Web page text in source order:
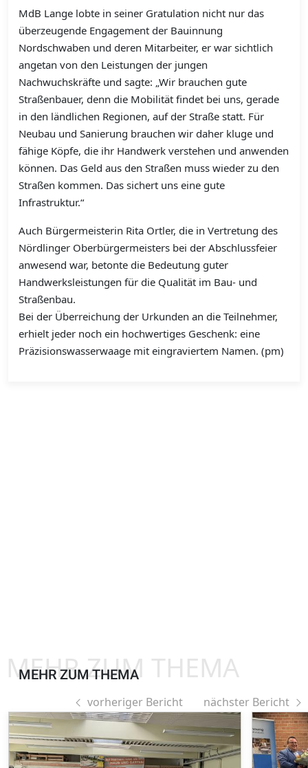
MdB Lange lobte in seiner Gratulation nicht nur das
überzeugende Engagement der Bauinnung
Nordschwaben und deren Mitarbeiter, er war sichtlich
angetan von den Leistungen der jungen
Nachwuchskräfte und sagte: „Wir brauchen gute
Straßenbauer, denn die Mobilität findet bei uns, gerade
in den ländlichen Regionen, auf der Straße statt. Für
Neubau und Sanierung brauchen wir daher kluge und
fähige Köpfe, die ihr Handwerk verstehen und anwenden
können. Das Geld aus den Straßen muss wieder zu den
Straßen kommen. Das sichert uns eine gute
Infrastruktur.“
Auch Bürgermeisterin Rita Ortler, die in Vertretung des
Nördlinger Oberbürgermeisters bei der Abschlussfeier
anwesend war, betonte die Bedeutung guter
Handwerksleistungen für die Qualität im Bau- und
Straßenbau.
Bei der Überreichung der Urkunden an die Teilnehmer,
erhielt jeder noch ein hochwertiges Geschenk: eine
Präzisionswasserwaage mit eingraviertem Namen. (pm)
MEHR ZUM THEMA
MEHR ZUM THEMA
vorheriger Bericht nächster Bericht